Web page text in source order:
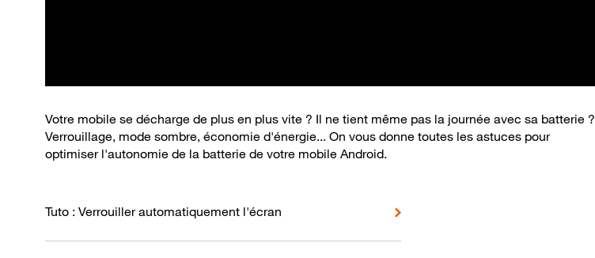
Votre mobile se décharge de plus en plus vite ? Il ne tient même pas la journée avec sa batterie ?
Verrouillage, mode sombre, économie d'énergie... On vous donne toutes les astuces pour
optimiser l'autonomie de la batterie de votre mobile Android.
Tuto : Verrouiller automatiquement l'écran